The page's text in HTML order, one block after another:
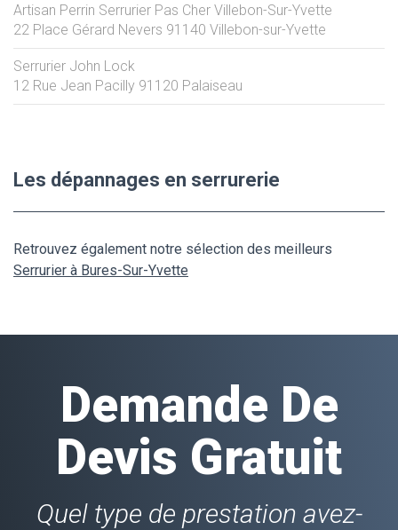
Artisan Perrin Serrurier Pas Cher Villebon-Sur-Yvette
22 Place Gérard Nevers 91140 Villebon-sur-Yvette
Serrurier John Lock
12 Rue Jean Pacilly 91120 Palaiseau
Les dépannages en serrurerie
Retrouvez également notre sélection des meilleurs
Serrurier à Bures-Sur-Yvette
Demande De
Devis Gratuit
Quel type de prestation avez-